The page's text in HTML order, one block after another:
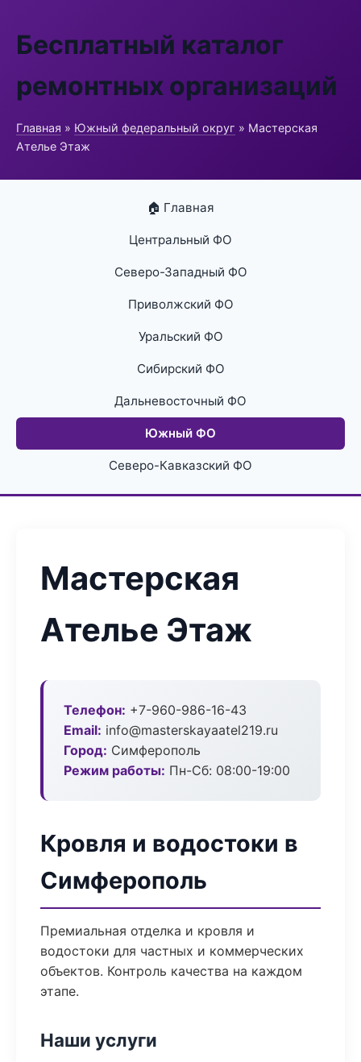
Бесплатный каталог
ремонтных организаций
Главная » Южный федеральный округ » Мастерская
Ателье Этаж
🏠 Главная
Центральный ФО
Северо-Западный ФО
Приволжский ФО
Уральский ФО
Сибирский ФО
Дальневосточный ФО
Южный ФО
Северо-Кавказский ФО
Мастерская
Ателье Этаж
Телефон: +7-960-986-16-43
Email: info@masterskayaatel219.ru
Город: Симферополь
Режим работы: Пн-Сб: 08:00-19:00
Кровля и водостоки в
Симферополь
Премиальная отделка и кровля и
водостоки для частных и коммерческих
объектов. Контроль качества на каждом
этапе.
Наши услуги